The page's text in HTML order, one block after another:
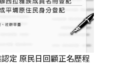
定 原民日回顧正名歷程